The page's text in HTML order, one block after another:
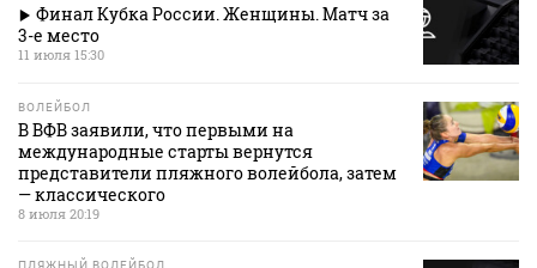
Финал Кубка России. Женщины. Матч за
3-е место
11 июля 15:30
ВОЛЕЙБОЛ
В ВФВ заявили, что первыми на
международные старты вернутся
представители пляжного волейбола, затем
— классического
8 июля 20:19
ПЛЯЖНЫЙ ВОЛЕЙБОЛ